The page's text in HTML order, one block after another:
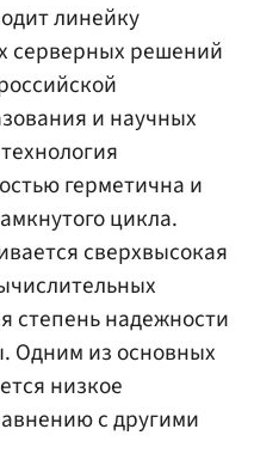
линейку
серверных решений
и научных
герметична и
цикла.
сверхвысокая
степень надежности
Одним из основных
низкое
с другими